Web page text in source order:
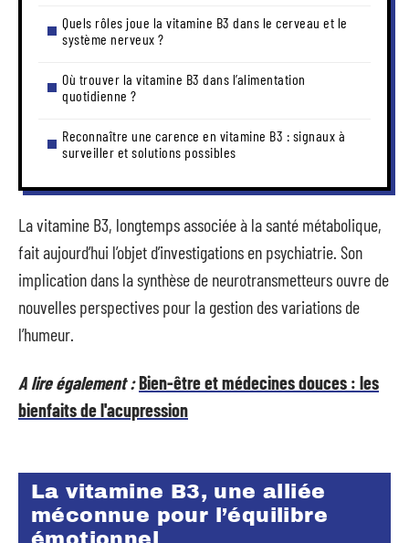
Quels rôles joue la vitamine B3 dans le cerveau et le
système nerveux ?
Où trouver la vitamine B3 dans l’alimentation
quotidienne ?
Reconnaître une carence en vitamine B3 : signaux à
surveiller et solutions possibles
La vitamine B3, longtemps associée à la santé métabolique,
fait aujourd’hui l’objet d’investigations en psychiatrie. Son
implication dans la synthèse de neurotransmetteurs ouvre de
nouvelles perspectives pour la gestion des variations de
l’humeur.
A lire également :Bien-être et médecines douces : les
bienfaits de l'acupression
La vitamine B3, une alliée
méconnue pour l’équilibre